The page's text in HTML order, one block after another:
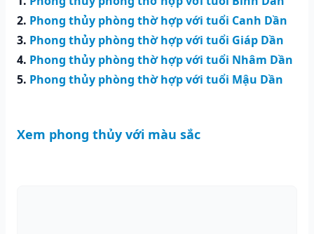
2. Phong thủy phòng thờ hợp với tuổi Canh Dần
3. Phong thủy phòng thờ hợp với tuổi Giáp Dần
4. Phong thủy phòng thờ hợp với tuổi Nhâm Dần
5. Phong thủy phòng thờ hợp với tuổi Mậu Dần
Xem phong thủy với màu sắc